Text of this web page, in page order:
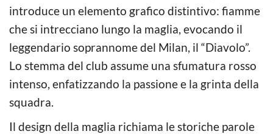
introduce un elemento grafico distintivo: fiamme
che si intrecciano lungo la maglia, evocando il
leggendario soprannome del Milan, il “Diavolo”.
Lo stemma del club assume una sfumatura rosso
intenso, enfatizzando la passione e la grinta della
squadra.
Il design della maglia richiama le storiche parole